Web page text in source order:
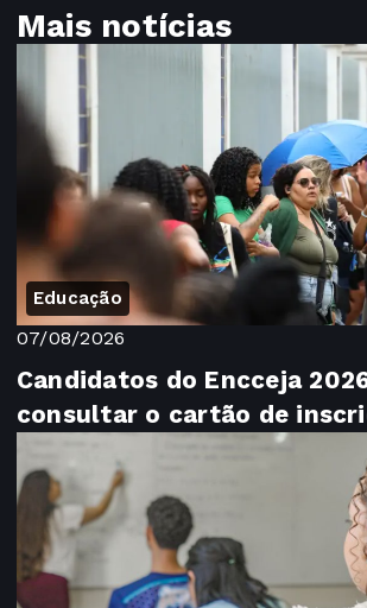
Mais notícias
Educação
07/08/2026
Candidatos do Encceja
consultar o cartão de